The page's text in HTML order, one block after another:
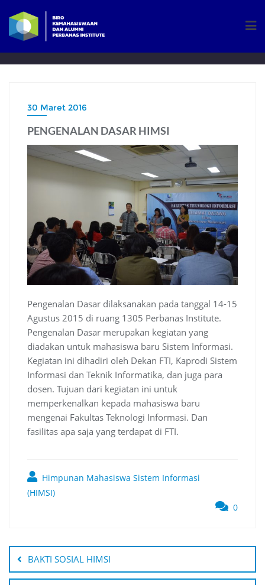
content
30 Maret 2016
PENGENALAN DASAR HIMSI
Pengenalan Dasar dilaksanakan pada tanggal 14-15
Agustus 2015 di ruang 1305 Perbanas Institute.
Pengenalan Dasar merupakan kegiatan yang
diadakan untuk mahasiswa baru Sistem Informasi.
Kegiatan ini dihadiri oleh Dekan FTI, Kaprodi Sistem
Informasi dan Teknik Informatika, dan juga para
dosen. Tujuan dari kegiatan ini untuk
memperkenalkan kepada mahasiswa baru
mengenai Fakultas Teknologi Informasi. Dan
fasilitas apa saja yang terdapat di FTI.
Himpunan Mahasiswa Sistem Informasi
(HIMSI)
0
posBAKTI SOSIAL HIMSI